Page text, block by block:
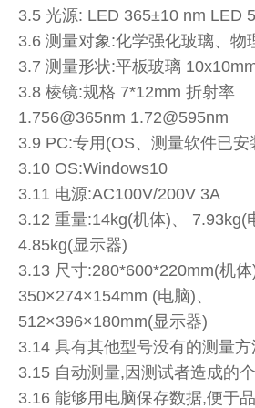
3.5 光源: LED 365±10 nm LED
3.6 测量对象:化学强化玻璃、物
3.7 测量形状:平板玻璃
3.8 棱镜:规格 7*12mm 折射率
1.756@365nm 1.72@595nm
3.9 PC:专用(OS、测量软件已安
3.10 OS:Windows10
3.11 电源:AC100V/200V 3A
3.12 重量:14kg(机体)、 7.93kg(
4.85kg(显示器)
3.13 尺寸:280*600*220mm(机体)
350×274×154mm (电脑)、
512×396×180mm(显示器)
3.14 具有其他型号没有的测量方
3.15 自动测量,因测试者造成的个
3.16 能够用电脑保存数据,便于品